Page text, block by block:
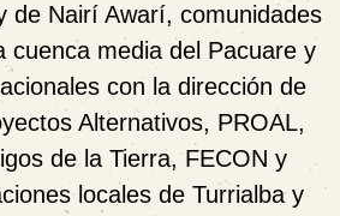
de Nairí Awarí, comunidades
cuenca media del Pacuare y
con la dirección de
Alternativos, PROAL,
de la Tierra, FECON y
locales de Turrialba y